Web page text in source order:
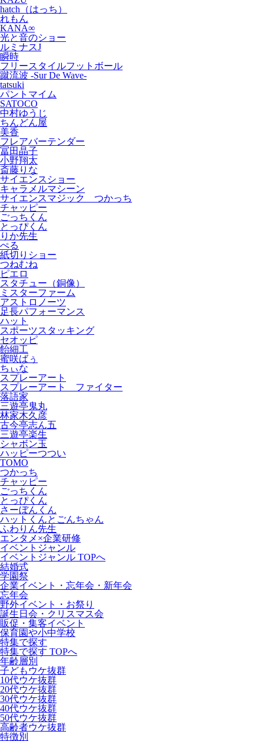
hatch（はっち）
れもん
KANA∞
光と音のショー
ルミナスJ
瞬時
フリースタイルフットボール
蹴流波 -Sur De Wave-
tatsuki
パントマイム
SATOCO
中村ゆうじ
ちんどん屋
美香
フレアバーテンダー
冨田晶子
小野翔太
斎藤りな
サイエンスショー
キャラメルマシーン
サイエンスマジック つかっち
チャッピー
ごっちくん
とっぴくん
りか先生
ぺる
紙切りショー
つねむね
ピエロ
スタチュー（銅像）
ミスターファーム
アストロノーツ
足長パフォーマンス
ハット
スポーツスタッキング
セオッピ
飴細工
蜜咲ばぅ
ちぃな
スプレーアート
スプレーアート ファイター
落語家
三遊亭鬼丸
林家木久彦
古今亭志ん五
三遊亭楽生
シャボン玉
ハッピーつつい
TOMO
つかっち
チャッピー
ごっちくん
とっぴくん
さーぼんくん
ハットくんとごんちゃん
ふわりん先生
エンタメ×企業研修
イベントジャンル
イベントジャンル TOPへ
結婚式
学園祭
企業イベント・忘年会・新年会
忘年会
野外イベント・お祭り
誕生日会・クリスマス会
販促・集客イベント
保育園や小中学校
特集で探す
特集で探す TOPへ
年齢層別
子どもウケ抜群
10代ウケ抜群
20代ウケ抜群
30代ウケ抜群
40代ウケ抜群
50代ウケ抜群
高齢者ウケ抜群
特徴別